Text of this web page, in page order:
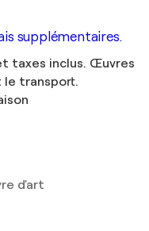
supplémentaires.
taxes inclus. Œuvres
le transport.
d'art